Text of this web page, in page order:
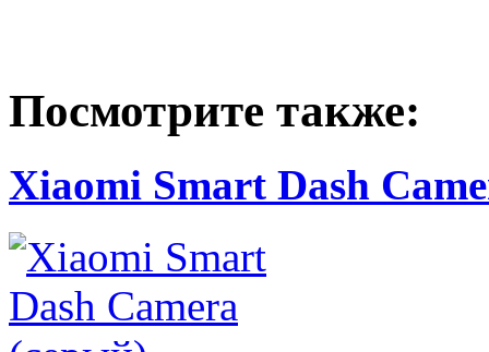
Посмотрите также:
Xiaomi Smart Dash